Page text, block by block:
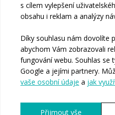
s cílem vylepšení
obsahu i reklam a analýzy
Díky souhlasu nám dovolíte
abychom Vám zobrazovali
fungování webu. Souhlas se
Google a jejími partnery.
vaše osobní údaje a jak
Přijmout vše